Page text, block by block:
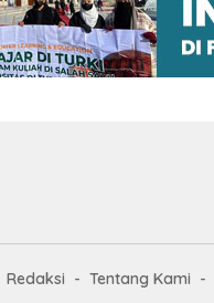
Redaksi Tentang Kami